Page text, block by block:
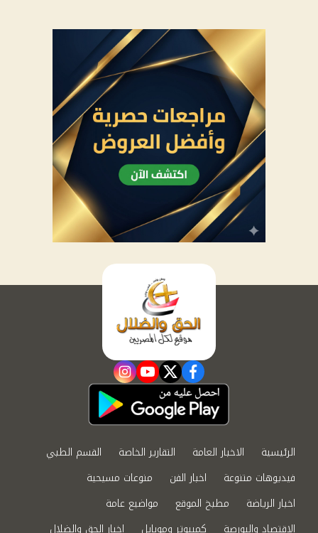
facebook
twitter
youtube
instagram
الرئيسية الاخبار العامة التقارير الخاصة
القسم الطبي
فيديوهات متنوعة
اخبار الفن
منوعات مسيحية
اخبار الرياضة
مطبخ الموقع
مواضيع عامة
الاقتصاد والبورصة
كمبيوتر وموبايل اخبار الحق والضلال